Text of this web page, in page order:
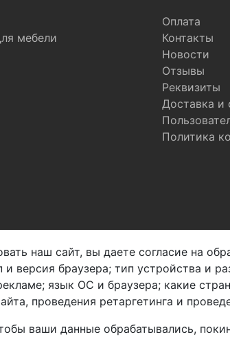
мебели
Оплата
Контакты
Новости
Отзывы
Реквизиты
Доставка и
Политика
Щелково, пер.
владение 2.
Мы в
наш сайт, вы даете согласие на
версия браузера; тип устройства и
язык ОС и браузера; какие
проведения ретаргетинга и
ваши данные обрабатывались,